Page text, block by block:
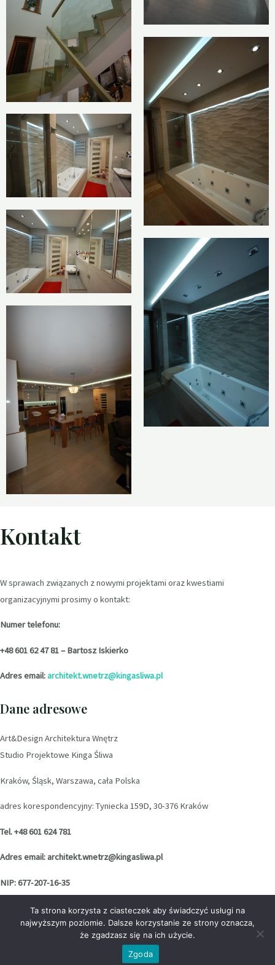
Kontakt
W sprawach związanych z nowymi projektami oraz kwestiami
organizacyjnymi prosimy o kontakt:
Numer telefonu:
+48 601 62 47 81 – Bartosz Iskierko
Adres email:architekt.wnetrz@kingasliwa.pl
Dane adresowe
Art&Design Architektura Wnętrz
Studio Projektowe Kinga Śliwa
Kraków, Śląsk, Warszawa, cała Polska
adres korespondencyjny: Tyniecka 159D, 30-376 Kraków
Tel. +48 601 624 781
Adres email: architekt.wnetrz@kingasliwa.pl
NIP: 677-207-16-35
Social media
Ta strona korzysta z ciasteczek aby świadczyć usługi na
najwyższym poziomie. Dalsze korzystanie ze strony oznacza,
że zgadzasz się na ich użycie.
Zgoda